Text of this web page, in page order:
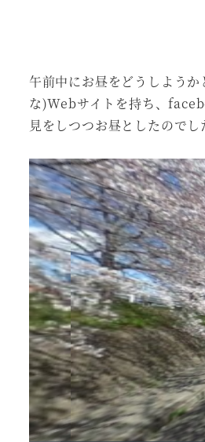
午前中にお昼をどうしよう
な)Webサイトを持ち、
見をしつつお昼としたのでし